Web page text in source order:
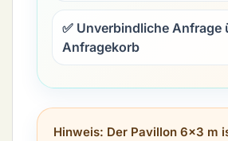
✅ Unverbindliche Anfrage
Anfragekorb
Hinweis: Der Pavillon 6×3 m